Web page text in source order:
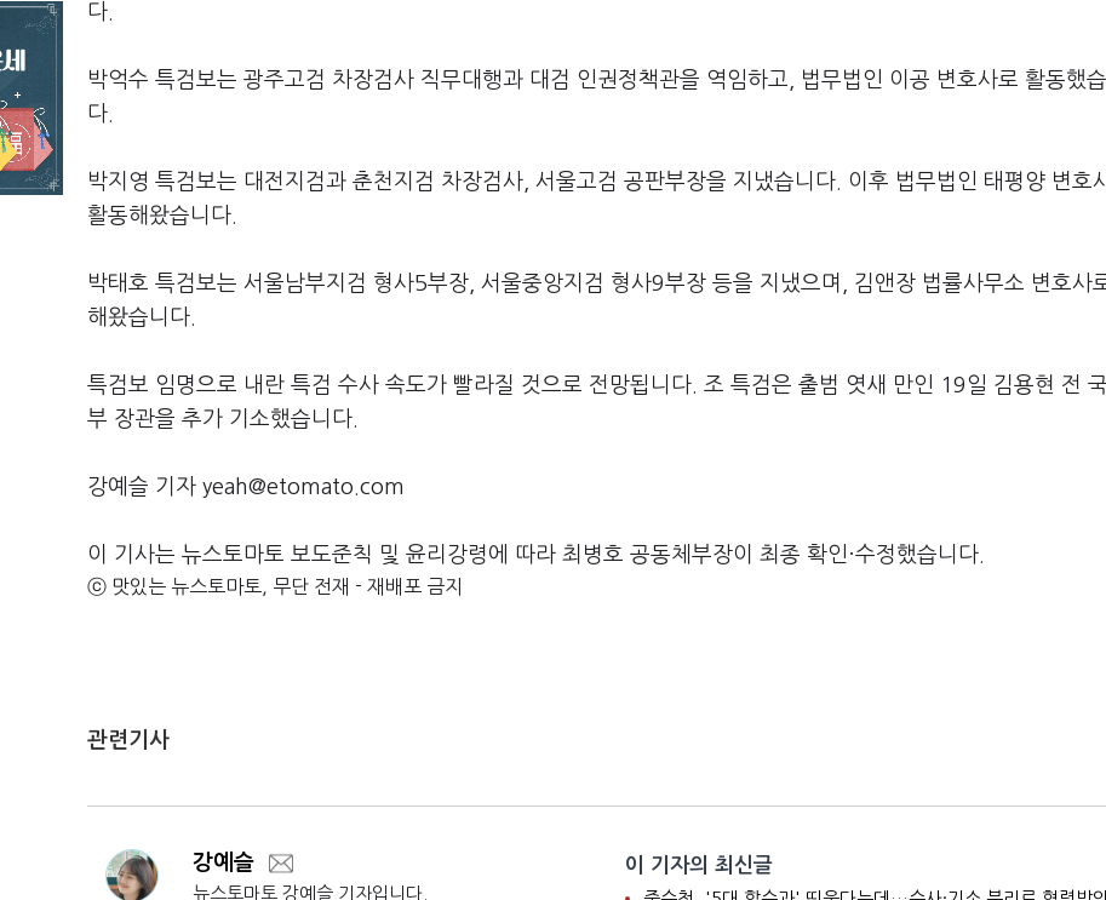
다.
박억수 특검보는 광주고검 차장검사 직무대행과 대검 인권정책관을 역임하고, 법무법인 이공 변호사로 활동했습
다.
박지영 특검보는 대전지검과 춘천지검 차장검사, 서울고검 공판부장을 지냈습니다. 이후 법무법인 태평양 변호
활동해왔습니다.
박태호 특검보는 서울남부지검 형사5부장, 서울중앙지검 형사9부장 등을 지냈으며, 김앤장 법률사무소 변호사
해왔습니다.
특검보 임명으로 내란 특검 수사 속도가 빨라질 것으로 전망됩니다. 조 특검은 출범 엿새 만인 19일 김용현 전
부 장관을 추가 기소했습니다.
강예슬 기자 yeah@etomato.com
이 기사는 뉴스토마토 보도준칙 및 윤리강령에 따라 최병호 공동체부장이 최종 확인·수정했습니다.
ⓒ 맛있는 뉴스토마토, 무단 전재 - 재배포 금지
관련기사
강예슬
뉴스토마토 강예슬 기자입니다.
이 기자의 최신글